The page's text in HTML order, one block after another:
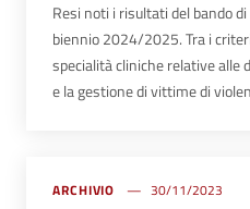
Resi noti i risultati del bando
biennio 2024/2025. Tra i
specialità cliniche relative alle
e la gestione di vittime di
ARCHIVIO 30/11/2023